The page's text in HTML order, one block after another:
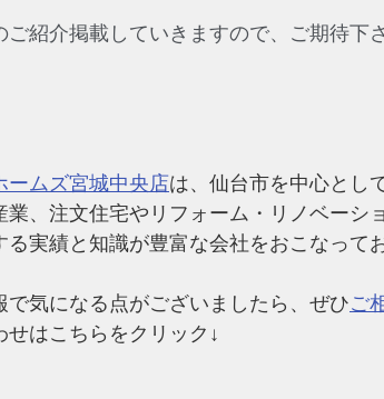
ご紹介掲載していきますので、ご期待下
ームズ宮城中央店は、仙台市を中心とし
、注文住宅やリフォーム・リノベーシ
る実績と知識が豊富な会社をおこなって
で気になる点がございましたら、ぜひご
はこちらをクリック↓